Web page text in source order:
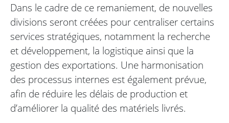
Dans le cadre de ce remaniement, de nouvelles
divisions seront créées pour centraliser certains
services stratégiques, notamment la recherche
et développement, la logistique ainsi que la
gestion des exportations. Une harmonisation
des processus internes est également prévue,
afin de réduire les délais de production et
d’améliorer la qualité des matériels livrés.